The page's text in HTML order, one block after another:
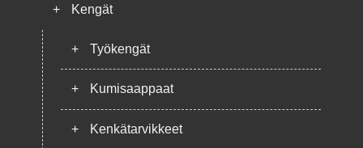
+ Kengät
+ Työkengät
+ Kumisaappaat
+ Kenkätarvikkeet